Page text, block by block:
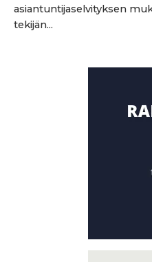
asiantuntijaselvityksen
tekijän...